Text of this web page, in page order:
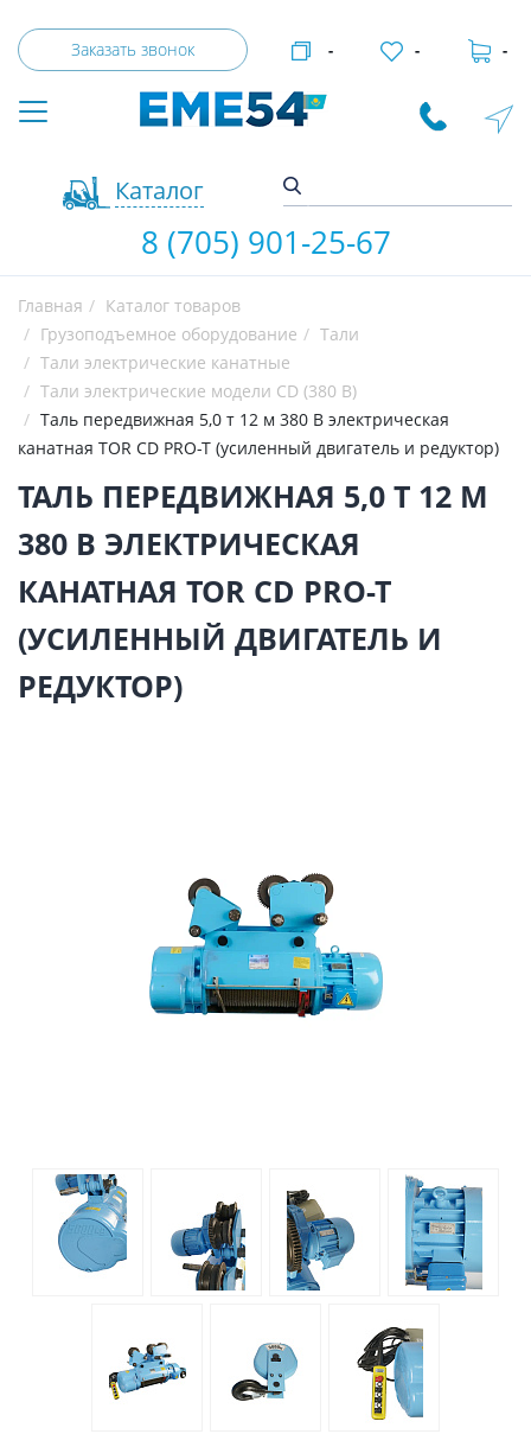
Заказать звонок
Каталог
- - -
8 (705) 901-25-67
Главная
Каталог товаров
Грузоподъемное оборудование
Тали
Тали электрические канатные
Тали электрические модели CD (380 В)
Таль передвижная 5,0 т 12 м 380 В электрическая
канатная TOR CD PRO-T (усиленный двигатель и редуктор)
ТАЛЬ ПЕРЕДВИЖНАЯ 5,0 Т 12 М
380 В ЭЛЕКТРИЧЕСКАЯ
КАНАТНАЯ TOR CD PRO-T
(УСИЛЕННЫЙ ДВИГАТЕЛЬ И
РЕДУКТОР)